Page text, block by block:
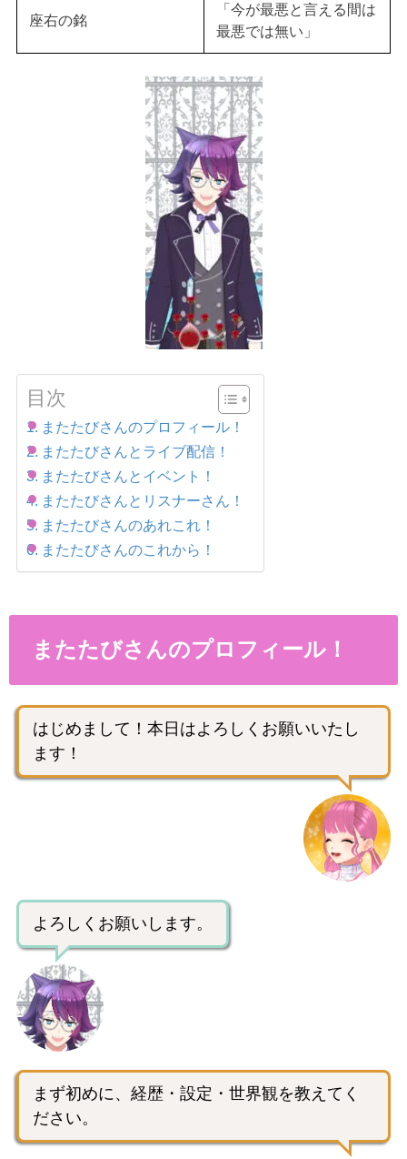
座右の銘
「今が最悪と言える間は
最悪では無い」
目次
またたびさんのプロフィール！
またたびさんとライブ配信！
またたびさんとイベント！
またたびさんとリスナーさん！
またたびさんのあれこれ！
またたびさんのこれから！
またたびさんのプロフィール！
はじめまして！本日はよろしくお願いいたし
ます！
よろしくお願いします。
まず初めに、経歴・設定・世界観を教えてく
ださい。